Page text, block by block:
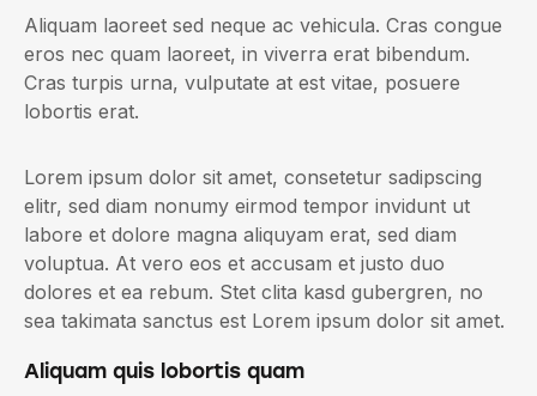
Aliquam laoreet sed neque ac vehicula. Cras congue
eros nec quam laoreet, in viverra erat bibendum.
Cras turpis urna, vulputate at est vitae, posuere
lobortis erat.
Lorem ipsum dolor sit amet, consetetur sadipscing
elitr, sed diam nonumy eirmod tempor invidunt ut
labore et dolore magna aliquyam erat, sed diam
voluptua. At vero eos et accusam et justo duo
dolores et ea rebum. Stet clita kasd gubergren, no
sea takimata sanctus est Lorem ipsum dolor sit amet.
Aliquam quis lobortis quam